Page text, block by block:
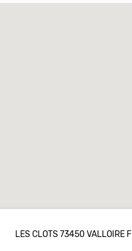
LES CLOTS 73450 VALLOIRE